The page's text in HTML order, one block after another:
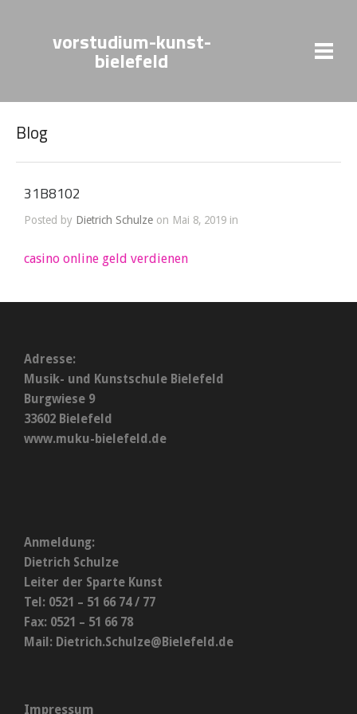
vorstudium-kunst-
bielefeld
Blog
31B8102
Posted by Dietrich Schulze on Mai 8, 2019 in
casino online geld verdienen
Adresse:
Musik- und Kunstschule Bielefeld
Burgwiese 9
33602 Bielefeld
www.muku-bielefeld.de
Anmeldung:
Dietrich Schulze
Leiter der Sparte Kunst
Tel: 0521 – 51 66 74 / 77
Fax: 0521 – 51 66 78
Mail: Dietrich.Schulze@Bielefeld.de
Impressum